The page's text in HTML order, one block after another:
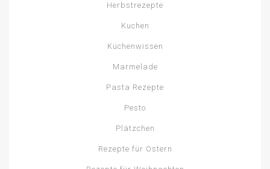
Herbstrezepte
Kuchen
Küchenwissen
Marmelade
Pasta Rezepte
Pesto
Plätzchen
Rezepte für Ostern